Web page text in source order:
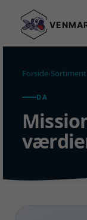
Forside Sortiment
DA